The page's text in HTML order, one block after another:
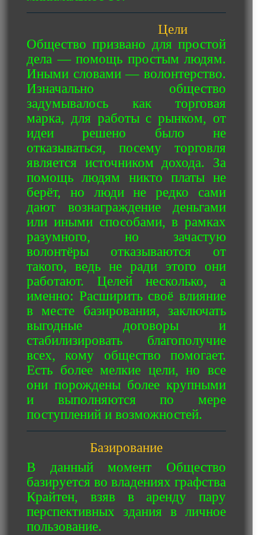
Цели
Общество призвано для простой
дела — помощь простым людям.
Иными словами — волонтерство.
Изначально общество
задумывалось как торговая
марка, для работы с рынком, от
идеи решено было не
отказываться, посему торговля
является источником дохода. За
помощь людям никто платы не
берёт, но люди не редко сами
дают вознаграждение деньгами
или иными способами, в рамках
разумного, но зачастую
волонтёры отказываются от
такого, ведь не ради этого они
работают. Целей несколько, а
именно: Расширить своё влияние
в месте базирования, заключать
выгодные договоры и
стабилизировать благополучие
всех, кому общество помогает.
Есть более мелкие цели, но все
они порождены более крупными
и выполняются по мере
поступлений и возможностей.
Базирование
В данный момент Общество
базируется во владениях графства
Крайтен, взяв в аренду пару
перспективных здания в личное
пользование.